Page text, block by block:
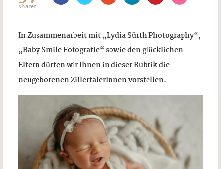
shares
In Zusammenarbeit mit „Lydia Sürth Photography“,
„Baby Smile Fotografie“ sowie den glücklichen
Eltern dürfen wir Ihnen in dieser Rubrik die
neugeborenen ZillertalerInnen vorstellen.